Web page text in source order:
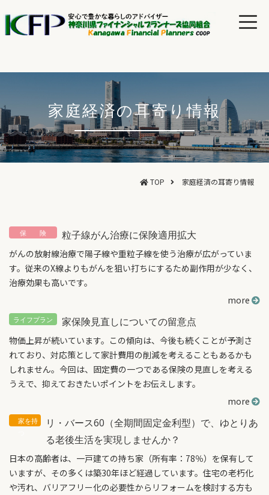
家庭経済の耳寄り情報
TOP 家庭経済の耳寄り情報
粒子線がん治療に保険適用拡大
がんの放射線治療で陽子線や重粒子線を使う治療が広がっていま
す。従来のX線よりもがんを狙い打ちにするため副作用が少なく、
治療効果も高いです。
more
家保険見直しについての留意点
物価上昇が続いています。この傾向は、今後も続くことが予測さ
れており、対応策として家計費用の削減を考えることもあるかも
しれません。今回は、固定費の一つである保険の見直しを考える
うえで、抑えておきたいポイントをお伝えします。
more
リ・バース60（全期間固定金利型）で、ゆとりあ
る老後生活を実現しませんか？
日本の高齢者は、一戸建ての持ち家（所有率：78％）を保有して
いますが、その多くは築30年ほど経過しています。住宅の老朽化
や汚れ、バリアフリー化の必要性からリフォームを検討する方も